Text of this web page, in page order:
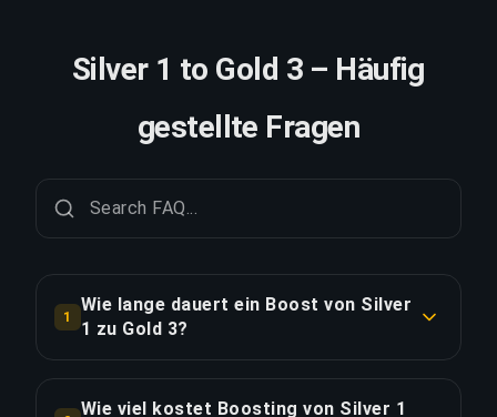
Silver 1 to Gold 3 – Häufig
gestellte Fragen
1
Wie lange dauert ein Boost von Silver
1 zu Gold 3?
Regel 1-2 Tage. Mit Priority Order erfolgt die
Wie viel kostet Boosting von Silver 1